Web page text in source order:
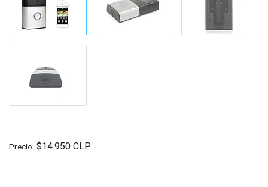
Precio: $14.950 CLP